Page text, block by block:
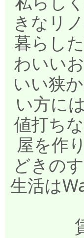
きなリ
暮らし
わいい
いい狭
い方に
値打ち
屋を作
どきの
生活は